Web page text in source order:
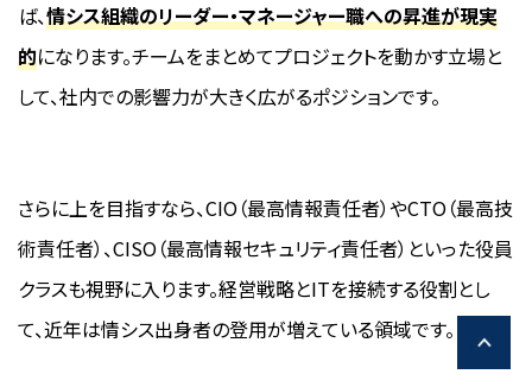
ば、情シス組織のリーダー・マネージャー職への昇進が現実
的になります。チームをまとめてプロジェクトを動かす立場と
して、社内での影響力が大きく広がるポジションです。
さらに上を目指すなら、CIO（最高情報責任者）やCTO（最高技
術責任者）、CISO（最高情報セキュリティ責任者）といった役員
クラスも視野に入ります。経営戦略とITを接続する役割とし
て、近年は情シス出身者の登用が増えている領域です。